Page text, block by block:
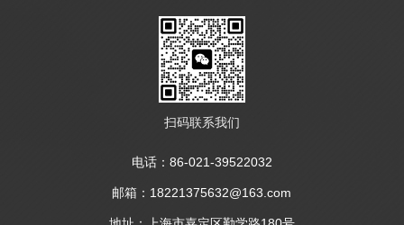
扫码联系我们
电话：86-021-39522032
邮箱：18221375632@163.com